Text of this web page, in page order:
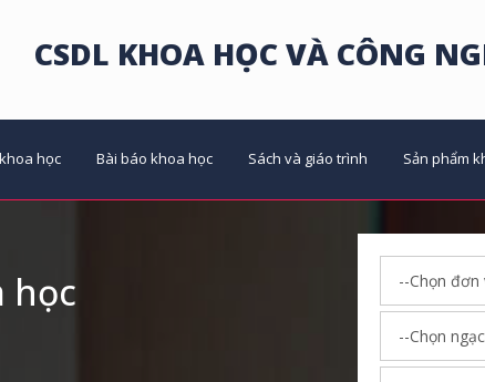
CSDL KHOA HỌC VÀ CÔNG
học Bài báo khoa học Sách và giáo trình Sản phẩm
học